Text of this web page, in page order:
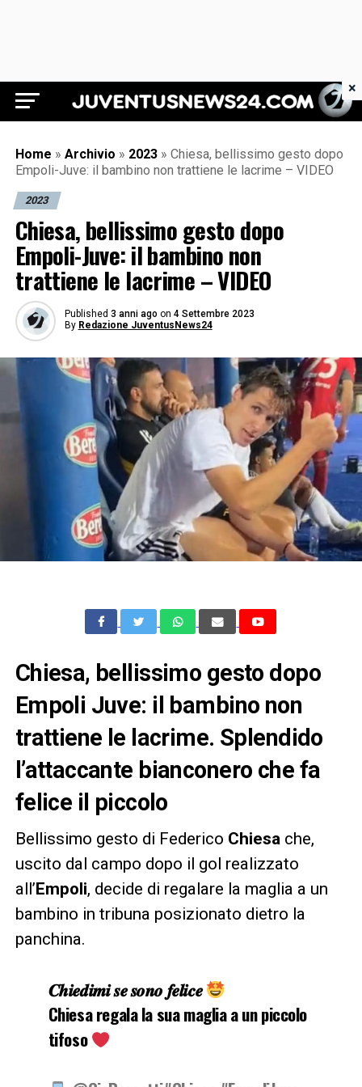
Juventus News 24
Home » Archivio » 2023 » Chiesa, bellissimo gesto dopo
Empoli-Juve: il bambino non trattiene le lacrime – VIDEO
2023
Chiesa, bellissimo gesto dopo
Empoli-Juve: il bambino non
trattiene le lacrime – VIDEO
Published 3 anni ago on 4 Settembre 2023
By Redazione JuventusNews24
Chiesa, bellissimo gesto dopo
Empoli Juve: il bambino non
trattiene le lacrime. Splendido
l’attaccante bianconero che fa
felice il piccolo
Bellissimo gesto di Federico Chiesache,
uscito dal campo dopo il gol realizzato
all’Empoli, decide di regalare la maglia a un
bambino in tribuna posizionato dietro la
panchina.
𝑪𝒉𝒊𝒆𝒅𝒊𝒎𝒊 𝒔𝒆 𝒔𝒐𝒏𝒐 𝒇𝒆𝒍𝒊𝒄𝒆
Chiesa regala la sua maglia a un piccolo
tifoso
×